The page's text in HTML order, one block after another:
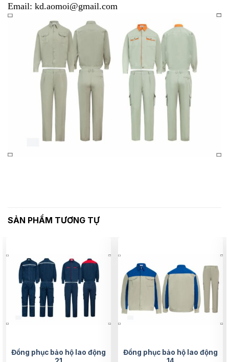
Email: kd.aomoi@gmail.com
SẢN PHẨM TƯƠNG TỰ
Đồng phục bảo hộ lao động
Đồng phục bảo hộ lao động